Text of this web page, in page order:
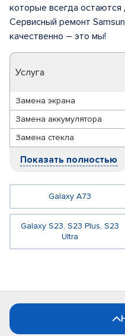
которые всегда
Сервисный ремонт
качественно – это мы!
Услуга
Замена экрана
Замена аккумулятора
Замена стекла
Показать полностью
Galaxy A73
Galaxy S23, S23 Plus, S23
Ultra